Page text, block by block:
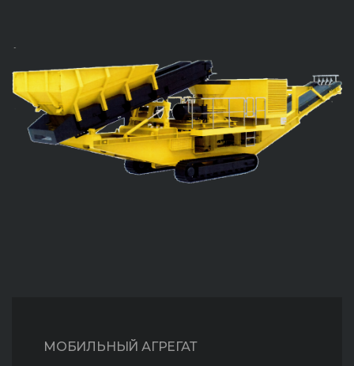
МОБИЛЬНЫЙ АГРЕГАТ